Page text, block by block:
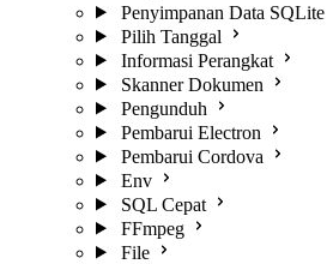
Penyimpanan Data SQLite
Pilih Tanggal
Informasi Perangkat
Skanner Dokumen
Pengunduh
Pembarui Electron
Pembarui Cordova
Env
SQL Cepat
FFmpeg
File